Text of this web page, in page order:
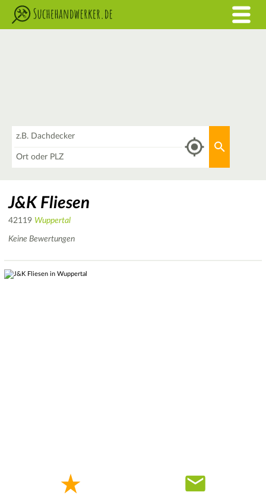
J&K Fliesen
42119 Wuppertal
Keine Bewertungen